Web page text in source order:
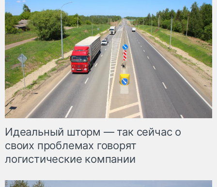
Идеальный шторм — так сейчас о
своих проблемах говорят
логистические компании